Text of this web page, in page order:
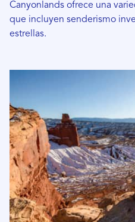
Canyonlands ofrece una
que incluyen senderismo
estrellas.